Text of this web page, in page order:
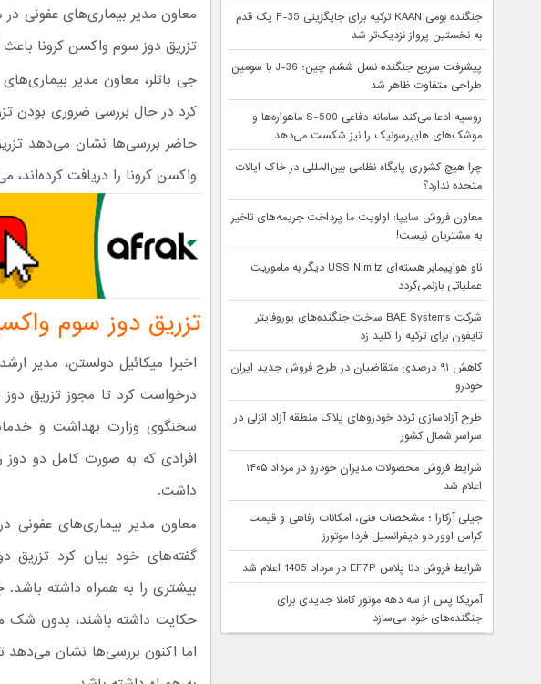
تزریق دوز سوم واکسن کرونا
جی باتلر، معاون مدیر
کرد در حال بررسی ضروری بودن
حاضر بررسی‌ها نشان می‌دهد
واکسن کرونا را دریافت کرده‌اند،
تزریق دوز سوم
اخیرا میکائیل دولستن، مدیر
درخواست کرد تا مجوز تزریق دوز
سخنگوی وزارت بهداشت و خدمات
افرادی که به صورت کامل دو دوز
داشت.
معاون مدیر بیماری‌های عفونی
گفته‌های خود بیان کرد تزریق
بیشتری را به همراه داشته باشد.
حکایت داشته باشند، بدون شک
اما اکنون بررسی‌ها نشان می‌دهد
جنگنده بومی KAAN ترکیه برای جایگزینی F-35 یک قدم
به نخستین پرواز نزدیک‌تر شد
پیشرفت سریع جنگنده نسل ششم چین؛ J-36 با سومین
طراحی متفاوت ظاهر شد
روسیه ادعا می‌کند سامانه دفاعی S-500 ماهواره‌ها و
موشک‌های هایپرسونیک را نیز شکست می‌دهد
چرا هیچ کشوری پایگاه نظامی بین‌المللی در خاک ایالات
متحده ندارد؟
معاون فروش سایپا: اولویت ما پرداخت جریمه‌های تاخیر
به مشتریان نیست!
ناو هواپیمابر هسته‌ای USS Nimitz دیگر به ماموریت
عملیاتی بازنمی‌گردد
شرکت BAE Systems ساخت جنگنده‌های یوروفایتر
تایفون برای ترکیه را کلید زد
کاهش ۹۱ درصدی متقاضیان در طرح فروش جدید ایران
خودرو
طرح آزادسازی تردد خودروهای پلاک منطقه آزاد انزلی در
سراسر شمال کشور
شرایط فروش محصولات مدیران خودرو در مرداد ۱۴۰۵
اعلام شد
جیلی آزکارا ؛ مشخصات فنی، امکانات رفاهی و قیمت
کراس اوور دو دیفرانسیل فردا موتورز
شرایط فروش دنا پلاس EF7P در مرداد 1405 اعلام شد
آمریکا پس از سه دهه موتور کاملا جدیدی برای
جنگنده‌های خود می‌سازد